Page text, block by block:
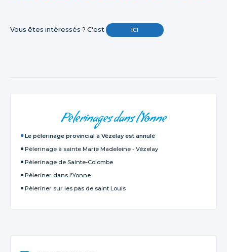
Vous êtes intéressés ? C'est ICI
Pèlerinages dans l'Yonne
Pèlerinage à sainte Marie Madeleine - Vézelay
Le pèlerinage provincial à Vézelay est annulé
Pèlerinage de Sainte-Colombe
Pèleriner dans l'Yonne
Pèleriner sur les pas de saint Louis